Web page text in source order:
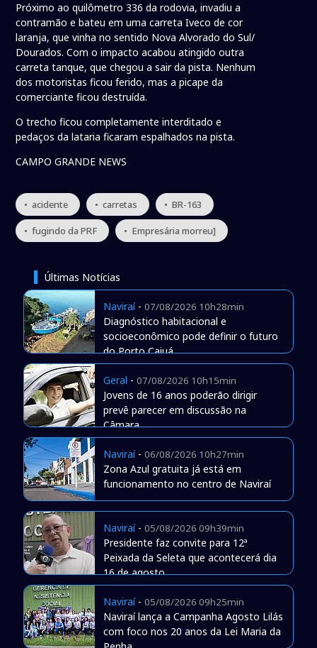
Próximo ao quilômetro 336 da rodovia, invadiu a
contramão e bateu em uma carreta Iveco de cor
laranja, que vinha no sentido Nova Alvorado do Sul/
Dourados. Com o impacto acabou atingido outra
carreta tanque, que chegou a sair da pista. Nenhum
dos motoristas ficou ferido, mas a picape da
comerciante ficou destruída.
O trecho ficou completamente interditado e
pedaços da lataria ficaram espalhados na pista.
CAMPO GRANDE NEWS
• acidente • carretas • BR-163
• fugindo da PRF • Empresária morreu]
Últimas Notícias
Naviraí- 07/08/2026 10h28min
Diagnóstico habitacional e
socioeconômico pode definir o futuro
do Porto Caiuá
Geral - 07/08/2026 10h15min
Jovens de 16 anos poderão dirigir
prevê parecer em discussão na
Câmara
Naviraí- 06/08/2026 10h27min
Zona Azul gratuita já está em
funcionamento no centro de Naviraí
Naviraí- 05/08/2026 09h39min
Presidente faz convite para 12ª
Peixada da Seleta que acontecerá dia
16 de agosto
Naviraí- 05/08/2026 09h25min
Naviraí lança a Campanha Agosto Lilás
com foco nos 20 anos da Lei Maria da